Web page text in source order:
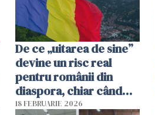
De ce „uitarea de sine”
devine un risc real
pentru românii din
diaspora, chiar când
viața pare aranjată pe
18 FEBRUARIE 2026